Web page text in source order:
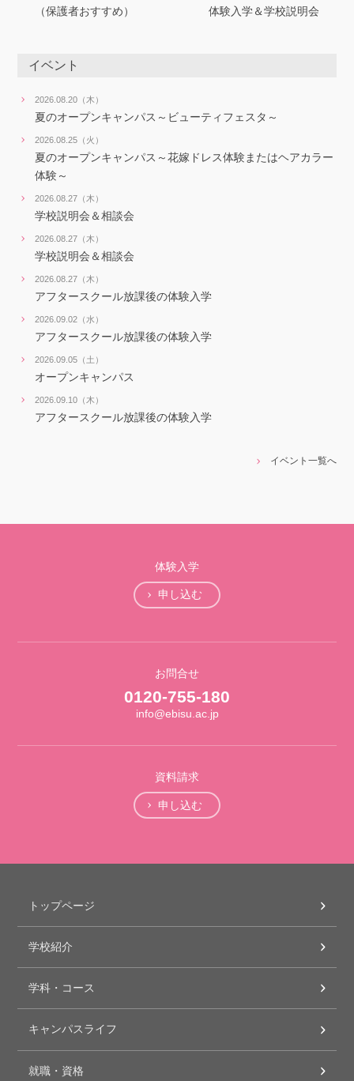
（保護者おすすめ）
体験入学＆学校説明会
イベント
2026.08.20（木）
夏のオープンキャンパス～ビューティフェスタ～
2026.08.25（火）
夏のオープンキャンパス～花嫁ドレス体験またはヘアカラー
体験～
2026.08.27（木）
学校説明会＆相談会
2026.08.27（木）
学校説明会＆相談会
2026.08.27（木）
アフタースクール放課後の体験入学
2026.09.02（水）
アフタースクール放課後の体験入学
2026.09.05（土）
オープンキャンパス
2026.09.10（木）
アフタースクール放課後の体験入学
イベント一覧へ
体験入学
申し込む
お問合せ
0120-755-180
info@ebisu.ac.jp
資料請求
申し込む
トップページ
学校紹介
学科・コース
キャンパスライフ
就職・資格